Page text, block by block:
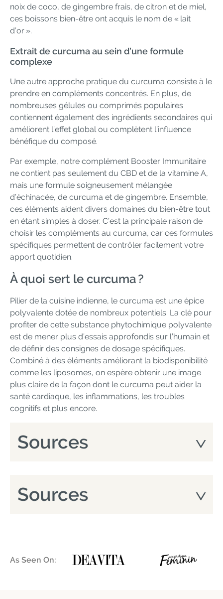
noix de coco, de gingembre frais, de citron et de miel,
ces boissons bien-être ont acquis le nom de « lait
d’or ».
Extrait de curcuma au sein d’une formule
complexe
Une autre approche pratique du curcuma consiste à le
prendre en compléments concentrés. En plus, de
nombreuses gélules ou comprimés populaires
contiennent également des ingrédients secondaires qui
améliorent l’effet global ou complètent l’influence
bénéfique du composé.
Par exemple, notre complément Booster Immunitaire
ne contient pas seulement du CBD et de la vitamine A,
mais une formule soigneusement mélangée
d’échinacée, de curcuma et de gingembre. Ensemble,
ces éléments aident divers domaines du bien-être tout
en étant simples à doser. C’est la principale raison de
choisir les compléments au curcuma, car ces formules
spécifiques permettent de contrôler facilement votre
apport quotidien.
À quoi sert le curcuma ?
Pilier de la cuisine indienne, le curcuma est une épice
polyvalente dotée de nombreux potentiels. La clé pour
profiter de cette substance phytochimique polyvalente
est de mener plus d’essais approfondis sur l’humain et
de définir des consignes de dosage spécifiques.
Combiné à des éléments améliorant la biodisponibilité
comme les liposomes, on espère obtenir une image
plus claire de la façon dont le curcuma peut aider la
santé cardiaque, les inflammations, les troubles
cognitifs et plus encore.
Sources
Sources
As Seen On: